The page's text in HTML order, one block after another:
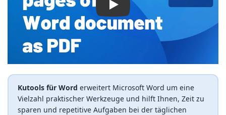
Play
Kutools für Word erweitert Microsoft Word um eine
Vielzahl praktischer Werkzeuge und hilft Ihnen, Zeit zu
sparen und repetitive Aufgaben bei der täglichen